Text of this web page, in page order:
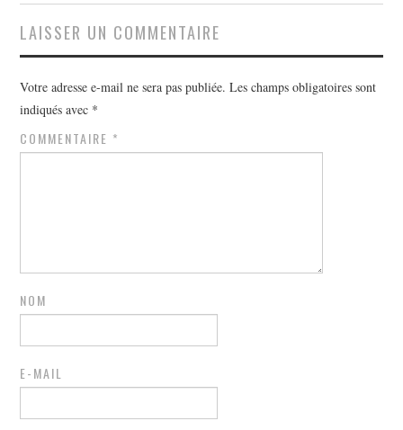
LAISSER UN COMMENTAIRE
Votre adresse e-mail ne sera pas publiée. Les champs obligatoires sont
indiqués avec *
COMMENTAIRE *
NOM
E-MAIL